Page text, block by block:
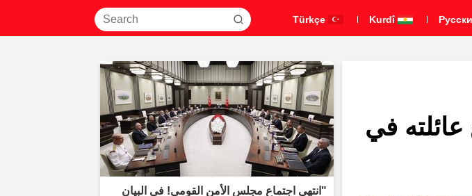
Kurdî
في
"انتهى اجتماع مجلس الأمن القومي! في البيان